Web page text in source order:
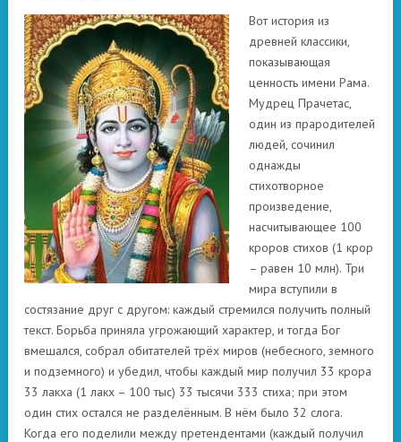
Вот история из
древней классики,
показывающая
ценность имени Рама.
Мудрец Прачетас,
один из прародителей
людей, сочинил
однажды
стихотворное
произведение,
насчитывающее 100
кроров стихов (1 крор
– равен 10 млн). Три
мира вступили в
состязание друг с другом: каждый стремился получить полный
текст. Борьба приняла угрожающий характер, и тогда Бог
вмешался, собрал обитателей трёх миров (небесного, земного
и подземного) и убедил, чтобы каждый мир получил 33 крора
33 лакха (1 лакх – 100 тыс) 33 тысячи 333 стиха; при этом
один стих остался не разделённым. В нём было 32 слога.
Когда его поделили между претендентами (каждый получил